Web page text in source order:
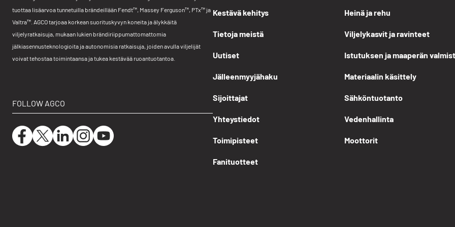
tuottaa lisäarvoa tunnetuilla brändeillään Fendt™, Massey Ferguson™, PTx™ ja
Valtra™. AGCO tarjoaa korkean suorituskyvyn koneita ja älykkäitä
viljelyratkaisuja, mukaan lukien brändiriippumattomattomia
jälkiasennusteknologioita ja autonomisia ratkaisuja, joiden avulla viljelijät
voivat tehostaa toimintaansa ja tukea kestävää ruoantuotantoa.
FOLLOW AGCO
Kestävä kehitys
Tietoja meistä
Uutiset
Jälleenmyyjähaku
Sijoittajat
Yhteystiedot
Toimipisteet
Fanituotteet
Heinä ja rehu
Viljelykasvit ja ravinteet
Istutuksen ja maaperän
Materiaalin käsittely
Sähköntuotanto
Vedenhallinta
Moottorit